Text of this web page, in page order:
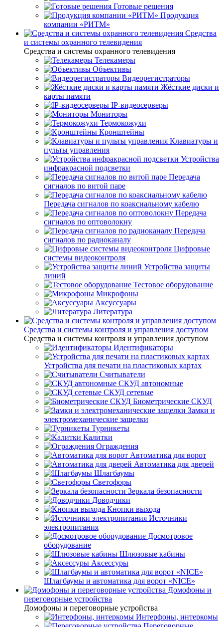
Готовые решения
Продукция
компании «РИТМ»
Средства
и системы охранного телевидения
Средства и системы охранного телевидения
Телекамеры
Объективы
Видеорегистраторы
Жёсткие диски и
карты памяти
IP-видеосерверы
Мониторы
Термокожухи
Кронштейны
Клавиатуры и
пульты управления
Устройства
инфракрасной подсветки
Передача
сигналов по витой паре
Передача сигналов по коаксиальному кабелю
Передача
сигналов по оптоволокну
Передача
сигналов по радиоканалу
Цифровые
системы видеоконтроля
Устройства защиты
линий
Тестовое оборудование
Микрофоны
Аксуссуары
Литература
Средства и системы контроля и управления доступом
Средства и системы контроля и управления доступом
Идентификаторы
Устройства для печати на пластиковых картах
Считыватели
СКУД автономные
СКУД сетевые
Биометрические СКУД
Замки и
электромеханические защелки
Турникеты
Калитки
Ограждения
Автоматика для ворот
Автоматика для дверей
Шлагбаумы
Светофоры
Зеркала безопасности
Доводчики
Кнопки выхода
Источники
электропитания
Досмотровое
оборудование
Шлюзовые кабины
Аксессуры
Шлагбаумы и автоматика для ворот «NICE»
Домофоны и
переговорные устройства
Домофоны и переговорные устройства
Интерфоны, интеркомы